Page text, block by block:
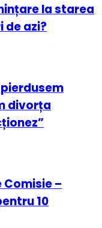
la starea
de azi?
divorța
–
10